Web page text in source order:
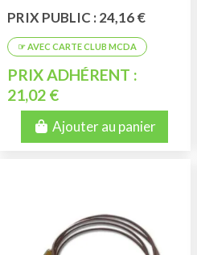
PRIX PUBLIC : 24,16 €
PRIX ADHÉRENT :
21,02 €
Ajouter au panier